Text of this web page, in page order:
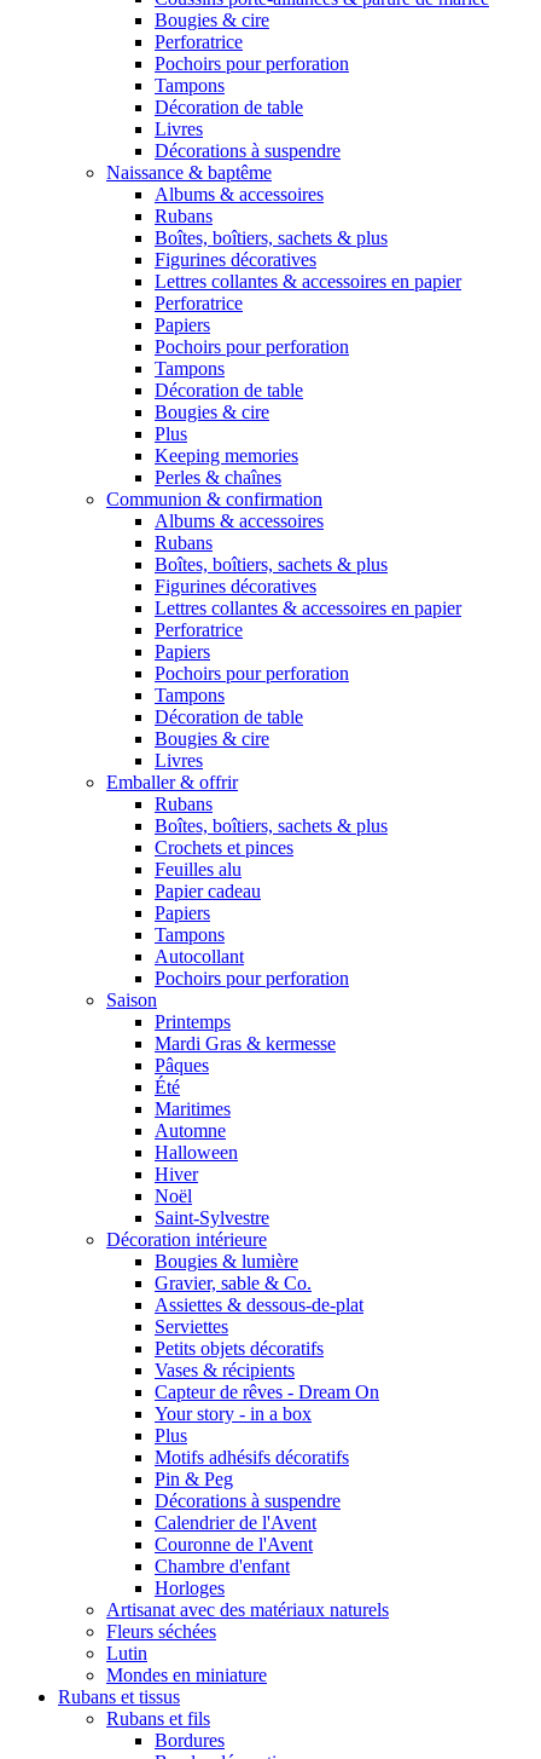
Bougies & cire
Perforatrice
Pochoirs pour perforation
Tampons
Décoration de table
Livres
Décorations à suspendre
Naissance & baptême
Albums & accessoires
Rubans
Boîtes, boîtiers, sachets & plus
Figurines décoratives
Lettres collantes & accessoires en papier
Perforatrice
Papiers
Pochoirs pour perforation
Tampons
Décoration de table
Bougies & cire
Plus
Keeping memories
Perles & chaînes
Communion & confirmation
Albums & accessoires
Rubans
Boîtes, boîtiers, sachets & plus
Figurines décoratives
Lettres collantes & accessoires en papier
Perforatrice
Papiers
Pochoirs pour perforation
Tampons
Décoration de table
Bougies & cire
Livres
Emballer & offrir
Rubans
Boîtes, boîtiers, sachets & plus
Crochets et pinces
Feuilles alu
Papier cadeau
Papiers
Tampons
Autocollant
Pochoirs pour perforation
Saison
Printemps
Mardi Gras & kermesse
Pâques
Été
Maritimes
Automne
Halloween
Hiver
Noël
Saint-Sylvestre
Décoration intérieure
Bougies & lumière
Gravier, sable & Co.
Assiettes & dessous-de-plat
Serviettes
Petits objets décoratifs
Vases & récipients
Capteur de rêves - Dream On
Your story - in a box
Plus
Motifs adhésifs décoratifs
Pin & Peg
Décorations à suspendre
Calendrier de l'Avent
Couronne de l'Avent
Chambre d'enfant
Horloges
Artisanat avec des matériaux naturels
Fleurs séchées
Lutin
Mondes en miniature
Rubans et tissus
Rubans et fils
Bordures